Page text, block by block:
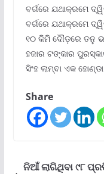
ବର୍ଗରେ ଯଥାକ୍ରମେ
ବର୍ଗରେ ଯଥାକ୍ରମେ
୧୦ କିମି ଦୌଡ଼ରେ ତନୁ
ହଜାର ଟଙ୍କାର
ସିଂହ ଲାମ୍ବା ଏକ
Share
ନିଆଁ ଲାଗିଥିବା ୯୮